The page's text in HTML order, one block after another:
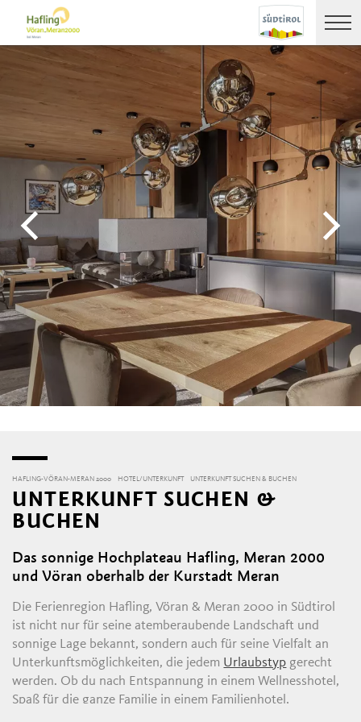
HAFLING-VÖRAN-MERAN 2000 HOTEL/UNTERKUNFT UNTERKUNFT SUCHEN & BUCHEN
UNTERKUNFT SUCHEN &
BUCHEN
Das sonnige Hochplateau Hafling, Meran 2000
und Vöran oberhalb der Kurstadt Meran
Die Ferienregion Hafling, Vöran & Meran 2000 in Südtirol
ist nicht nur für seine atemberaubende Landschaft und
sonnige Lage bekannt, sondern auch für seine Vielfalt an
Unterkunftsmöglichkeiten, die jedem Urlaubstyp gerecht
werden. Ob du nach Entspannung in einem Wellnesshotel,
Spaß für die ganze Familie in einem Familienhotel,